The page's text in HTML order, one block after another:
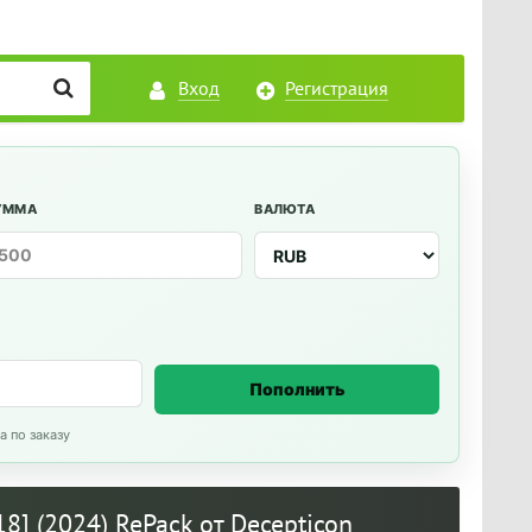
Вход Регистрация
ВАЛЮТА
Пополнить
по заказу
(2024) RePack от Decepticon